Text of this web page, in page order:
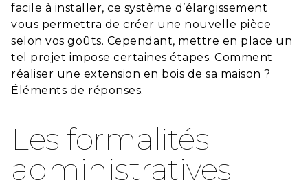
facile à installer, ce système d’élargissement
vous permettra de créer une nouvelle pièce
selon vos goûts. Cependant, mettre en place un
tel projet impose certaines étapes. Comment
réaliser une extension en bois de sa maison ?
Éléments de réponses.
Les formalités
administratives